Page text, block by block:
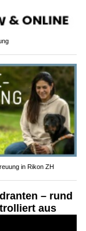
in Rikon ZH
– rund
aus